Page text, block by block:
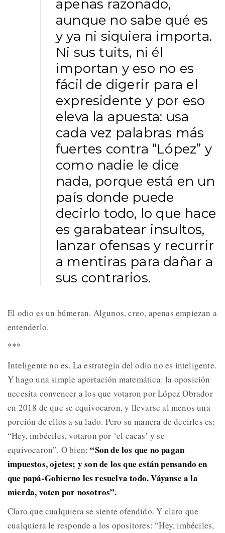
apenas razonado,
aunque no sabe qué es
y ya ni siquiera importa.
Ni sus tuits, ni él
importan y eso no es
fácil de digerir para el
expresidente y por eso
eleva la apuesta: usa
cada vez palabras más
fuertes contra “López” y
como nadie le dice
nada, porque está en un
país donde puede
decirlo todo, lo que hace
es garabatear insultos,
lanzar ofensas y recurrir
a mentiras para dañar a
sus contrarios.
El odio es un búmeran. Algunos, creo, apenas empiezan a
entenderlo.
***
Inteligente no es. La estrategia del odio no es inteligente.
Y hago una simple aportación matemática: la oposición
necesita convencer a los que votaron por López Obrador
en 2018 de que se equivocaron, y llevarse al menos una
porción de ellos a su lado. Pero su manera de decirles es:
“Hey, imbéciles, votaron por ‘el cacas’ y se
equivocaron”. O bien: “Son de los que no pagan
impuestos, ojetes; y son de los que están pensando en
que papá-Gobierno les resuelva todo. Váyanse a la
mierda, voten por nosotros”.
Claro que cualquiera se siente ofendido. Y claro que
cualquiera le responde a los opositores: “Hey, imbéciles,